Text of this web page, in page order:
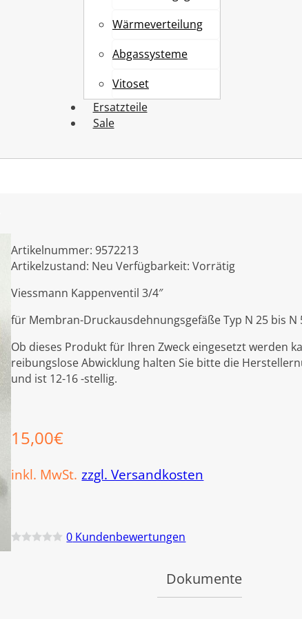
Wärmeverteilung
Abgassysteme
Vitoset
Ersatzteile
Sale
Artikelnummer:9572213
Artikelzustand: Neu Verfügbarkeit:Vorrätig
Viessmann Kappenventil 3/4″
für Membran-Druckausdehnungsgefäße Typ N 25 bis N
Ob dieses Produkt für Ihren Zweck eingesetzt werden
reibungslose Abwicklung halten Sie bitte die
und ist 12-16 -stellig.
15,00€
inkl. MwSt. zzgl. Versandkosten
0 Kundenbewertungen
Dokumente